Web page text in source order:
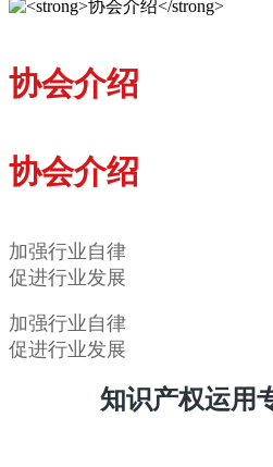
协会介绍
协会介绍
加强行业自律
促进行业发展
加强行业自律
促进行业发展
知识产权运用